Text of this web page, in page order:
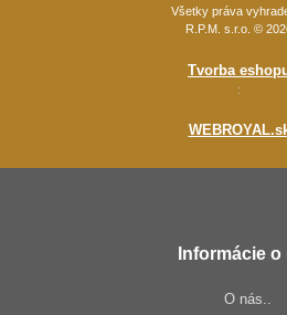
Všetky práva
R.P.M. s.r.o. ©
Tvorba
:
Informácie o
O nás..